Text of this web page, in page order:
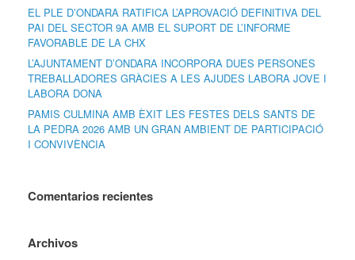
EL PLE D’ONDARA RATIFICA L’APROVACIÓ DEFINITIVA DEL
PAI DEL SECTOR 9A AMB EL SUPORT DE L’INFORME
FAVORABLE DE LA CHX
L’AJUNTAMENT D’ONDARA INCORPORA DUES PERSONES
TREBALLADORES GRÀCIES A LES AJUDES LABORA JOVE I
LABORA DONA
PAMIS CULMINA AMB ÈXIT LES FESTES DELS SANTS DE
LA PEDRA 2026 AMB UN GRAN AMBIENT DE PARTICIPACIÓ
I CONVIVÈNCIA
Comentarios recientes
Archivos